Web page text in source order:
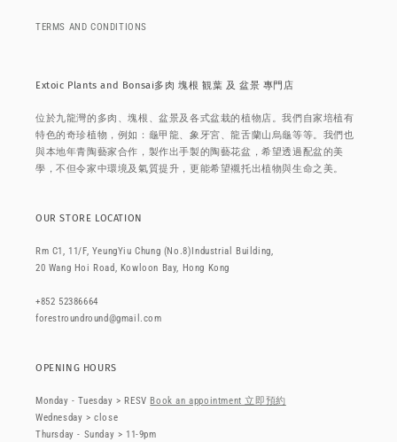
TERMS AND CONDITIONS
Extoic Plants and Bonsai多肉 塊根 観葉 及 盆景 專門店
位於九龍灣的多肉、塊根、盆景及各式盆栽的植物店。我們自家培植有
特色的奇珍植物，例如：龜甲龍、象牙宮、龍舌蘭山烏龜等等。我們也
與本地年青陶藝家合作，製作出手製的陶藝花盆，希望透過配盆的美
學，不但令家中環境及氣質提升，更能希望襯托出植物與生命之美。
OUR STORE LOCATION
Rm C1, 11/F, YeungYiu Chung (No.8)Industrial Building,
20 Wang Hoi Road, Kowloon Bay, Hong Kong
+852 52386664
forestroundround@gmail.com
OPENING HOURS
Monday - Tuesday > RESV Book an appointment 立即預約
Wednesday > close
Thursday - Sunday > 11-9pm